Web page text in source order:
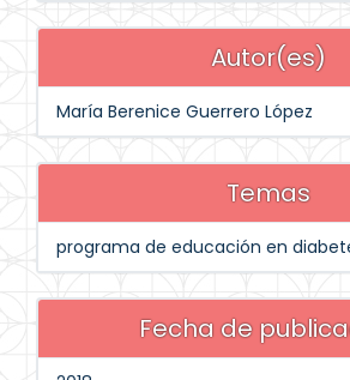
Autor(es)
María Berenice Guerrero López
Temas
programa de educación en
Fecha de